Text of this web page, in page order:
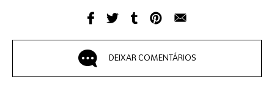
DEIXAR COMENTÁRIOS